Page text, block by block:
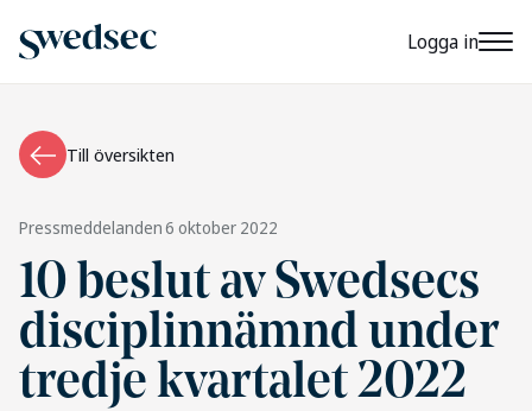
Logga in
Till översikten
Pressmeddelanden6 oktober 2022
10 beslut av Swedsecs
disciplinnämnd under
tredje kvartalet 2022